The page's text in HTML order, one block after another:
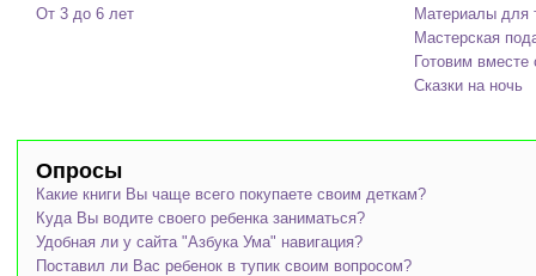
От 3 до 6 лет
Материалы для
Мастерская
Готовим вместе
Сказки на ночь
Опросы
Какие книги Вы чаще всего покупаете своим деткам?
Куда Вы водите своего ребенка заниматься?
Удобная ли у сайта "Азбука Ума" навигация?
Поставил ли Вас ребенок в тупик своим вопросом?